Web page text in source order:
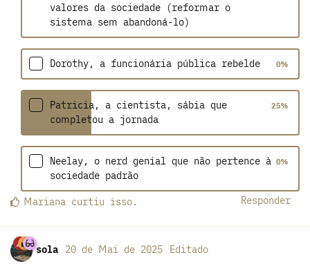
valores da sociedade (reformar o
sistema sem abandoná-lo)
Dorothy, a funcionária pública rebelde 0%
Patricia, a cientista, sábia que
completou a jornada
25%
Neelay, o nerd genial que não pertence à
sociedade padrão
0%
Responder
Mariana curtiu isso.
sola 20 de Mai de 2025 Editado